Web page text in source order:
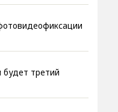
будет третий